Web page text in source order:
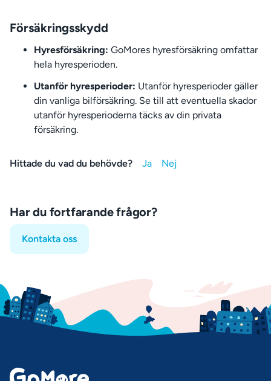
Försäkringsskydd
Hyresförsäkring: GoMores hyresförsäkring omfattar
hela hyresperioden.
Utanför hyresperioder: Utanför hyresperioder gäller
din vanliga bilförsäkring. Se till att eventuella skador
utanför hyresperioderna täcks av din privata
försäkring.
Hittade du vad du behövde?
Har du fortfarande frågor?
Kontakta oss